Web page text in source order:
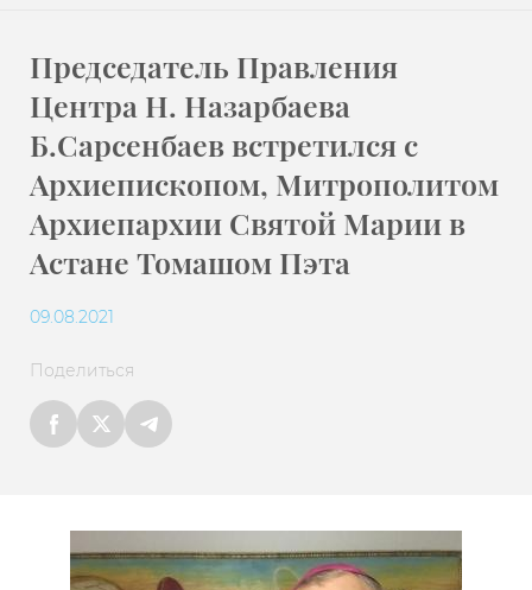
Председатель Правления
Центра Н. Назарбаева
Б.Сарсенбаев встретился с
Архиепископом, Митрополитом
Архиепархии Святой Марии в
Астане Томашом Пэта
09.08.2021
Поделиться